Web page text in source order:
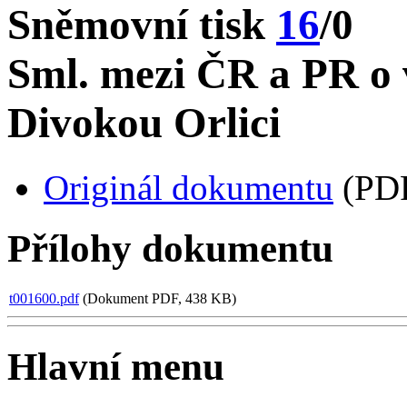
Sněmovní tisk 16/0
Sml. mezi ČR a PR
Divokou Orlici
Originál dokumentu
Přílohy dokumentu
t001600.pdf(Dokument PDF, 438 KB)
Hlavní menu